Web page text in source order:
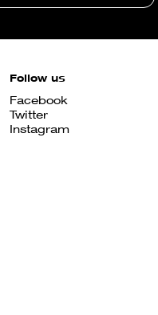
Follow us
Facebook
Twitter
Instagram